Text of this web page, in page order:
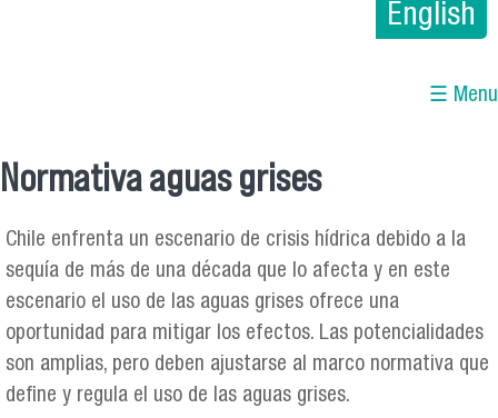
English
☰ Menu
Se encuentra usted aquí
Normativa aguas grises
Chile enfrenta un escenario de crisis hídrica debido a la
sequía de más de una década que lo afecta y en este
escenario el uso de las aguas grises ofrece una
oportunidad para mitigar los efectos. Las potencialidades
son amplias, pero deben ajustarse al marco normativa que
define y regula el uso de las aguas grises.